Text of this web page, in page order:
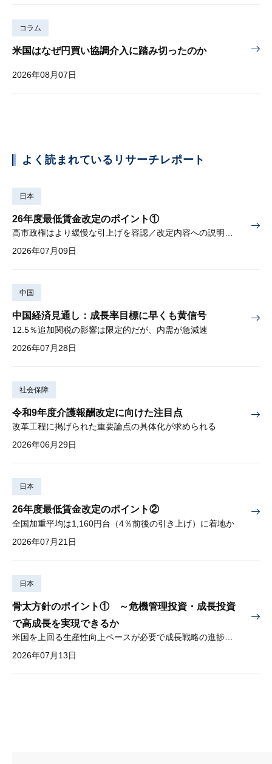
コラム
米国はなぜ円買い協調介入に踏み切ったのか
2026年08月07日
よく読まれているリサーチレポート
日本
26年度最低賃金改定のポイント①
高市政権はより緩慢な引上げを容認／改定内容への説明責任が焦点
2026年07月09日
中国
中国経済見通し：成長率目標に早くも黄信号
12.5％追加関税の影響は限定的だが、内需が急減速
2026年07月28日
社会保障
令和9年度介護報酬改定に向けた注目点
改革工程に掲げられた重要論点の具体化が求められる
2026年06月29日
日本
26年度最低賃金改定のポイント②
全国加重平均は1,160円台（4％前後の引き上げ）に着地か
2026年07月21日
日本
骨太方針のポイント① ～危機管理投資・成長投資
で高成長を実現できるか
米国を上回る生産性向上ペースが必要で成長戦略の進捗管理も課題
2026年07月13日